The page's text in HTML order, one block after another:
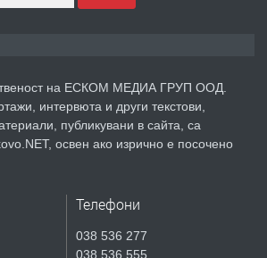
преди 5 дни
Продавам парцел в гр. Хасково кв.
на ЕСКОМ МЕДИА ГРУП ООД.
интервюта и други текстови,
публикувани в сайта, са
освен ако изрично е посочено
Телефони
038 536 277
038 536 555